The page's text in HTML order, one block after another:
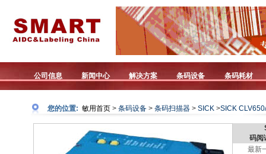
公司信息 新闻中心 解决方案 条码设备 条码耗材
您的位置: 敏用首页 > 条码设备 > 条码扫描器 > SICK >SICK
码阅
最新